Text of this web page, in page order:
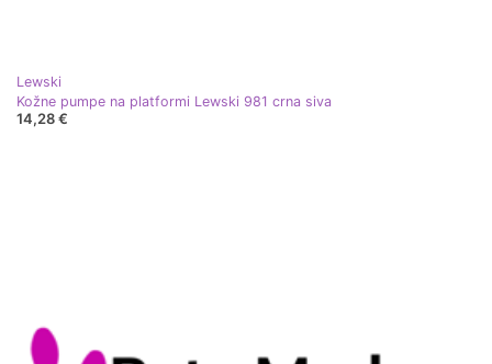
Lewski
Kožne pumpe na platformi Lewski 981 crna siva
14,28 €